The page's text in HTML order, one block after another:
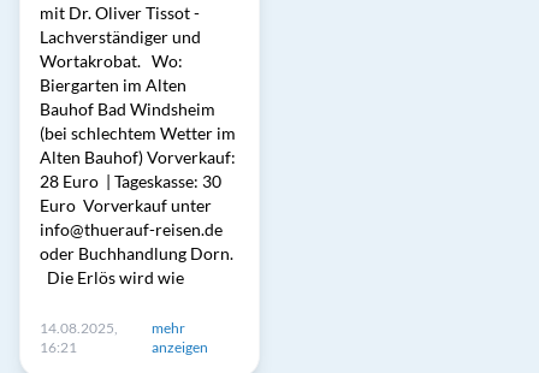
mit Dr. Oliver Tissot -
Lachverständiger und
Wortakrobat. Wo:
Biergarten im Alten
Bauhof Bad Windsheim
(bei schlechtem Wetter im
Alten Bauhof) Vorverkauf:
28 Euro | Tageskasse: 30
Euro Vorverkauf unter
info@thuerauf-reisen.de
oder Buchhandlung Dorn.
Die Erlös wird wie
14.08.2025,
16:21
mehr
anzeigen